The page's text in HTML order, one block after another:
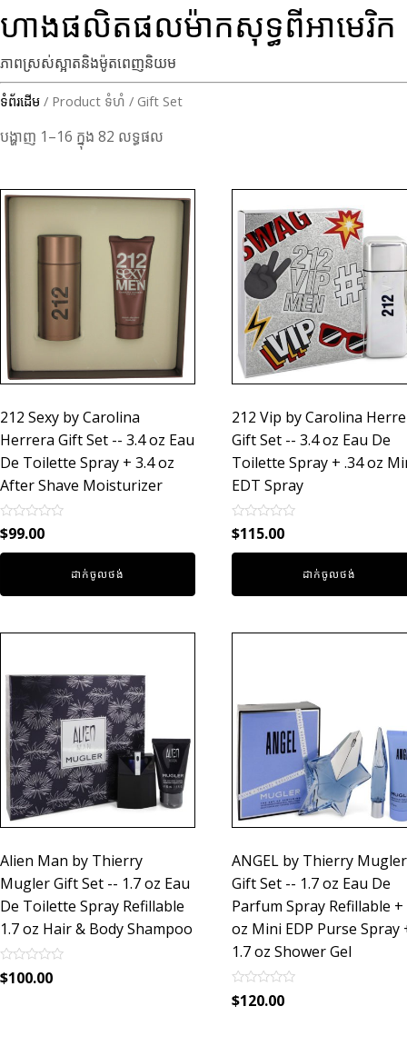
ហាងផលិតផលម៉ាកសុទ្ធពីអាមេរិក
ភាពស្រស់ស្អាតនិងម៉ូតពេញនិយម
ទំព័រដើម / Product ទំហំ / Gift Set
បង្ហាញ 1–16 ក្នុង 82 លទ្ធផល
212 Sexy by Carolina
Herrera Gift Set -- 3.4 oz Eau
De Toilette Spray + 3.4 oz
After Shave Moisturizer
Rated
0
out
$99.00
ដាក់ចូលថង់
212 Vip by Carolina
Gift Set -- 3.4 oz Eau De
Toilette Spray + .34 oz
EDT Spray
Rated
0
out
$115.00
ដាក់ចូលថង់
Alien Man by Thierry
Mugler Gift Set -- 1.7 oz Eau
De Toilette Spray Refillable
1.7 oz Hair & Body Shampoo
Rated
0
$100.00
ANGEL by Thierry Mugler
Gift Set -- 1.7 oz Eau De
Parfum Spray Refillable +
oz Mini EDP Purse Spray
1.7 oz Shower Gel
Rated
0
$120.00